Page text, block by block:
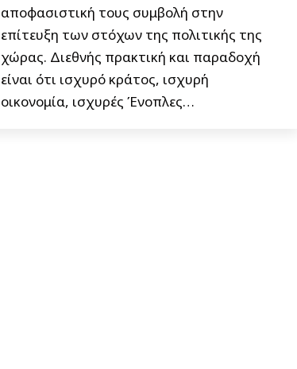
αποφασιστική τους συμβολή στην
επίτευξη των στόχων της πολιτικής της
χώρας. Διεθνής πρακτική και παραδοχή
είναι ότι ισχυρό κράτος, ισχυρή
οικονομία, ισχυρές Ένοπλες…